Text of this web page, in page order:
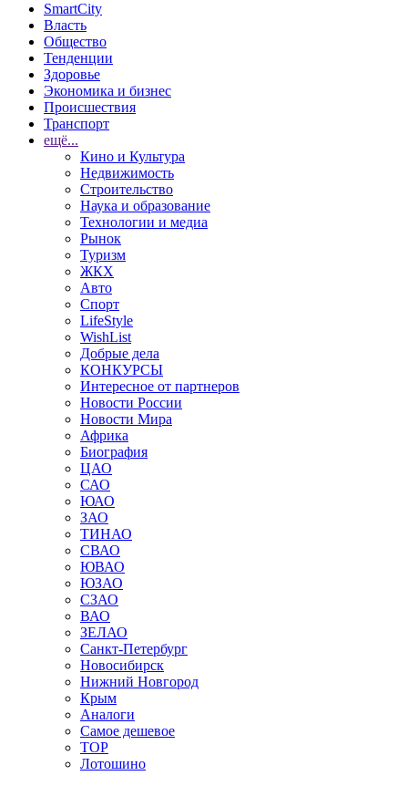
SmartCity
Власть
Общество
Тенденции
Здоровье
Экономика и бизнес
Происшествия
Транспорт
ещё...
Кино и Культура
Недвижимость
Строительство
Наука и образование
Технологии и медиа
Рынок
Туризм
ЖКХ
Авто
Спорт
LifeStyle
WishList
Добрые дела
КОНКУРСЫ
Интересное от партнеров
Новости России
Новости Мира
Африка
Биография
ЦАО
САО
ЮАО
ЗАО
ТИНАО
СВАО
ЮВАО
ЮЗАО
СЗАО
ВАО
ЗЕЛАО
Санкт-Петербург
Новосибирск
Нижний Новгород
Крым
Аналоги
Самое дешевое
TOP
Лотошино